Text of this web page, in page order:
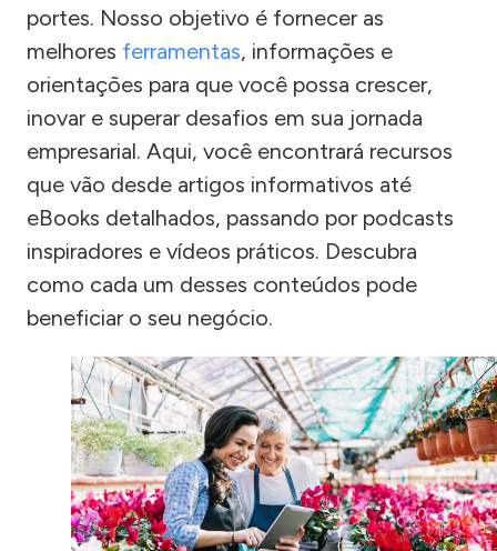
portes. Nosso objetivo é fornecer as
melhores ferramentas, informações e
orientações para que você possa crescer,
inovar e superar desafios em sua jornada
empresarial. Aqui, você encontrará recursos
que vão desde artigos informativos até
eBooks detalhados, passando por podcasts
inspiradores e vídeos práticos. Descubra
como cada um desses conteúdos pode
beneficiar o seu negócio.